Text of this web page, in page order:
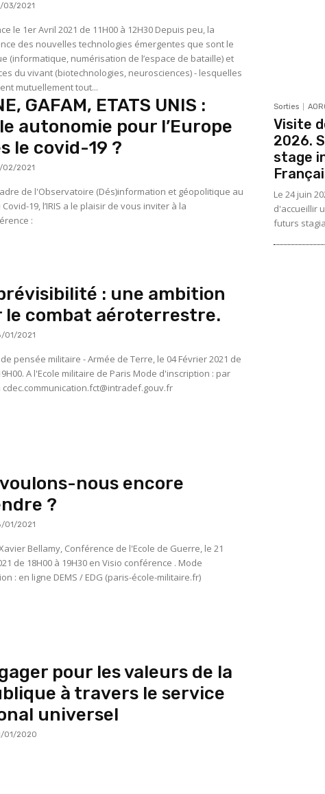
03/2021
1er Avril 2021 de 11H00 à 12H30 Depuis peu, la
des nouvelles technologies émergentes que sont le
(informatique, numérisation de l’espace de bataille) et
du vivant (biotechnologies, neurosciences) - lesquelles
mutuellement tout...
GAFAM, ETATS UNIS :
autonomie pour l’Europe
le covid-19 ?
02/2021
de l'Observatoire (Dés)information et géopolitique au
19, l’IRIS a le plaisir de vous inviter à la
:
: une ambition
le combat aéroterrestre.
01/2021
- Armée de Terre, le 04 Février 2021 de
A l'Ecole militaire de Paris Mode d'inscription : par
cdec.communication.fct@intradef.gouv.fr
nous encore
?
01/2021
Bellamy, Conférence de l'Ecole de Guerre, le 21
de 18H00 à 19H30 en Visio conférence . Mode
d'inscription : en ligne DEMS / EDG (paris-école-militaire.fr)
pour les valeurs de la
à travers le service
universel
01/2020
Sorties
Visite
2026.
stage
Le 24 juin
d'accueillir
futurs